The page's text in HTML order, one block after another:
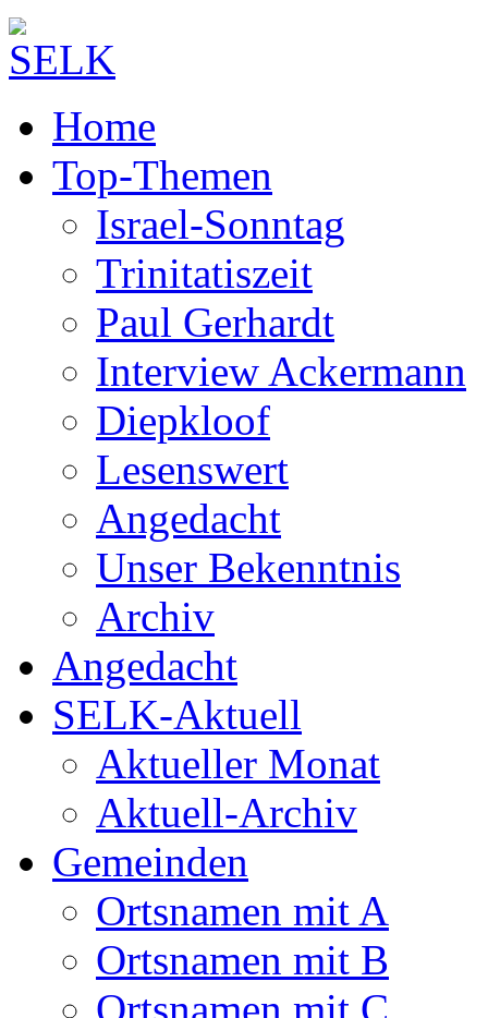
Home
Top-Themen
Israel-Sonntag
Trinitatiszeit
Paul Gerhardt
Interview Ackermann
Diepkloof
Lesenswert
Angedacht
Unser Bekenntnis
Archiv
Angedacht
SELK-Aktuell
Aktueller Monat
Aktuell-Archiv
Gemeinden
Ortsnamen mit A
Ortsnamen mit B